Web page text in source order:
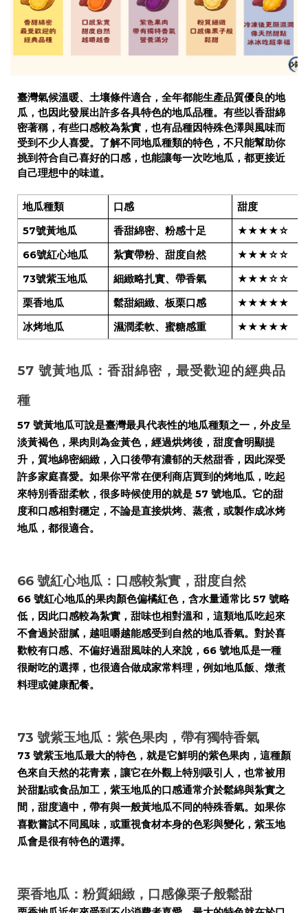
臺灣氣候溫暖、土壤條件適合，全年都能生產品質優良的地
瓜，也因此發展出許多各具特色的地瓜品種。有些以香甜綿
密著稱，有些口感較為紮實，也有品種因特殊色澤與風味而
受到不少人喜愛。了解不同地瓜種類的特色，不只能幫助你
挑到符合自己喜好的口感，也能讓每一次吃地瓜，都更接近
自己理想中的味道。
地瓜種類 口感
甜度
57號黃地瓜
香甜綿密、粉感十足
★★★★☆
66號紅心地瓜
紮實帶粉、甜度自然
★★★☆☆
73號紫玉地瓜
細緻略扎實、帶香氣
★★★☆☆
栗香地瓜
鬆甜細緻、板栗口感
★★★★★
冰烤地瓜
濕潤柔軟、蜜糖感重 ★★★★★
57 號黃地瓜：香甜綿密，最受歡迎的經典品
種
57 號黃地瓜可說是臺灣最具代表性的地瓜種類之一，外皮呈
淡黃褐色，果肉則為金黃色，經過烘烤後，甜度會明顯提
升，質地綿密細緻，入口後帶有濃郁的天然甜香，因此深受
許多家庭喜愛。如果你平常在便利商店買到的烤地瓜，吃起
來特別香甜柔軟，很多時候使用的就是 57 號地瓜。它的甜
度和口感相對穩定，不論是直接烘烤、蒸煮，或製作成冰烤
地瓜，都很適合。
66 號紅心地瓜：口感較紮實，甜度自然
66 號紅心地瓜的果肉顏色偏橘紅色，含水量通常比 57 號略
低，因此口感較為紮實，甜味也相對溫和，這類地瓜吃起來
不會過於甜膩，越咀嚼越能感受到自然的地瓜香氣。對於喜
歡較有口感、不偏好過甜風味的人來說，66 號地瓜是一種
很耐吃的選擇，也很適合做成家常料理，例如地瓜飯、燉煮
料理或健康配餐。
73 號紫玉地瓜：紫色果肉，帶有獨特香氣
73 號紫玉地瓜最大的特色，就是它鮮明的紫色果肉，這種顏
色來自天然的花青素，讓它在外觀上特別吸引人，也常被用
於甜點或食品加工，紫玉地瓜的口感通常介於鬆綿與紮實之
間，甜度適中，帶有與一般黃地瓜不同的特殊香氣。如果你
喜歡嘗試不同風味，或重視食材本身的色彩與變化，紫玉地
瓜會是很有特色的選擇。
栗香地瓜：粉質細緻，口感像栗子般鬆甜